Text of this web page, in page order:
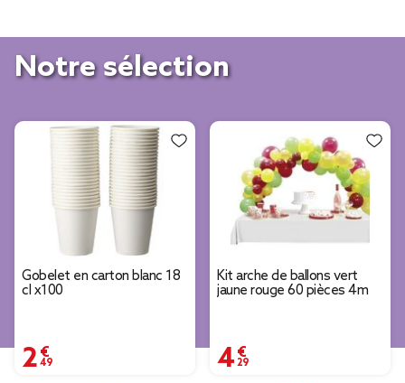
Notre sélection
Gobelet en carton blanc 18
cl x100
2,49 €
Kit arche de ballons vert
jaune rouge 60 pièces 4m
4,29 €